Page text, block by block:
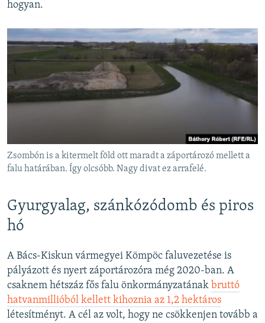
hogyan.
Zsombón is a kitermelt föld ott maradt a záportározó mellett a
falu határában. Így olcsóbb. Nagy divat ez arrafelé.
Gyurgyalag, szánkózódomb és piros
hó
A Bács-Kiskun vármegyei Kömpöc faluvezetése is
pályázott és nyert záportározóra még 2020-ban. A
csaknem hétszáz fős falu önkormányzatának bruttó
hatvanmillióból kellett kihoznia az 1,2 hektáros
létesítményt. A cél az volt, hogy ne csökkenjen tovább a